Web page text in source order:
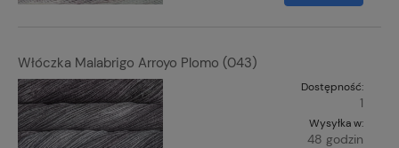
Włóczka Malabrigo Arroyo Plomo (043)
Dostępność:
1
Wysyłka w:
48 godzin